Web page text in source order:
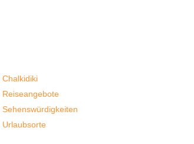
Chalkidiki
Reiseangebote
Sehenswürdigkeiten
Urlaubsorte